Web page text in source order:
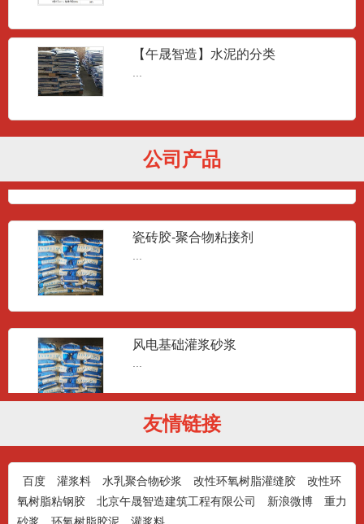
【午晟智造】水泥的分类
...
公司产品
...
瓷砖胶-聚合物粘接剂
瓷砖胶-聚合物粘接剂
风电基础灌浆砂浆
风电基础灌浆砂浆
...
友情链接
百度 灌浆料 水乳聚合物砂浆 改性环氧树脂灌缝胶
改性环
氧树脂粘钢胶
北京午晟智造建筑工程有限公司 新浪微博
重力